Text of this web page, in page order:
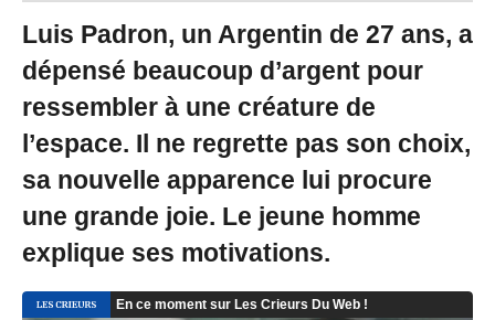
Luis Padron, un Argentin de 27 ans, a
dépensé beaucoup d’argent pour
ressembler à une créature de
l’espace. Il ne regrette pas son choix,
sa nouvelle apparence lui procure
une grande joie. Le jeune homme
explique ses motivations.